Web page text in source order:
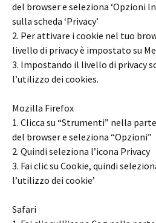
del browser e seleziona ‘Opzioni
sulla scheda ‘Privacy’
2. Per attivare i cookie nel tuo
livello di privacy è impostato su
3. Impostando il livello di privacy
l’utilizzo dei cookies.
Mozilla Firefox
1. Clicca su “Strumenti” nella
del browser e seleziona “Opzioni”
2. Quindi seleziona l’icona Privacy
3. Fai clic su Cookie, quindi
l’utilizzo dei cookie’
Safari